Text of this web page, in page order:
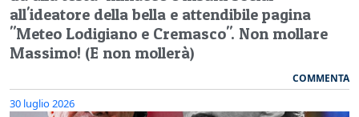
all'ideatore della bella e attendibile pagina
"Meteo Lodigiano e Cremasco". Non mollare
Massimo! (E non mollerà)
COMMENTA
30 luglio 2026